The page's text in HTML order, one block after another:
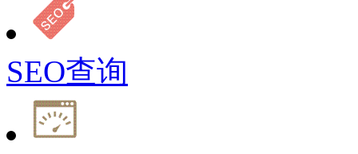
SEO查询